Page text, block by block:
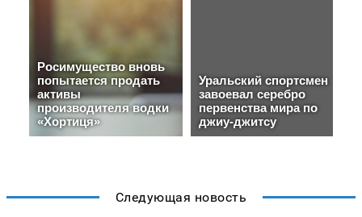
Следующая новость